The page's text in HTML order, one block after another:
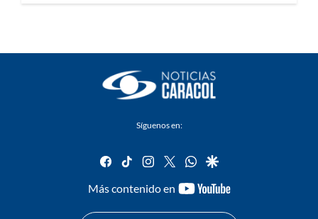
Síguenos en:
facebook
tiktok instagram
twitterwhatsapp
google
Más contenido en
youtube-